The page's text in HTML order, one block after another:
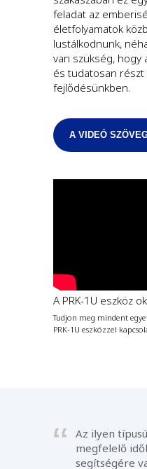
feladat az
életfolyamatok
lustálkodnunk,
van szükség, hogy
és tudatosan részt
fejlődésünkben.
A PRK-1U eszköz
Tudjon meg mindent
PRK-1U eszközzel
A VIDEÓ
Az ilyen
megfelelő
segítségére